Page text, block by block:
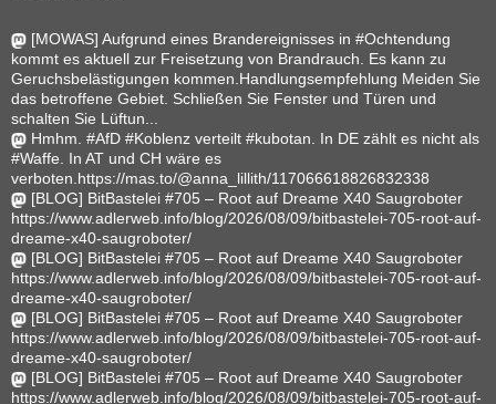
[MOWAS] Aufgrund eines Brandereignisses in #Ochtendung
kommt es aktuell zur Freisetzung von Brandrauch. Es kann zu
Geruchsbelästigungen kommen.Handlungsempfehlung Meiden Sie
das betroffene Gebiet. Schließen Sie Fenster und Türen und
schalten Sie Lüftun...
Hmhm. #AfD #Koblenz verteilt #kubotan. In DE zählt es nicht als
#Waffe. In AT und CH wäre es
verboten.https://mas.to/@anna_lillith/117066618826832338
[BLOG] BitBastelei #705 – Root auf Dreame X40 Saugroboter
https://www.adlerweb.info/blog/2026/08/09/bitbastelei-705-root-auf-
dreame-x40-saugroboter/
[BLOG] BitBastelei #705 – Root auf Dreame X40 Saugroboter
https://www.adlerweb.info/blog/2026/08/09/bitbastelei-705-root-auf-
dreame-x40-saugroboter/
[BLOG] BitBastelei #705 – Root auf Dreame X40 Saugroboter
https://www.adlerweb.info/blog/2026/08/09/bitbastelei-705-root-auf-
dreame-x40-saugroboter/
[BLOG] BitBastelei #705 – Root auf Dreame X40 Saugroboter
https://www.adlerweb.info/blog/2026/08/09/bitbastelei-705-root-auf-